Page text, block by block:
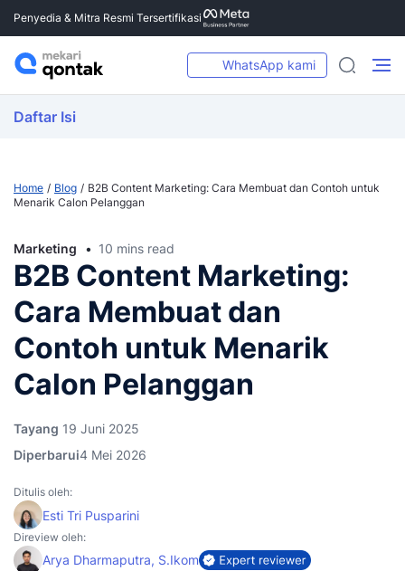
Penyedia & Mitra Resmi Tersertifikasi
WhatsApp kami
Daftar Isi
Home Blog
B2B Content Marketing: Cara Membuat dan Contoh untuk
Menarik Calon Pelanggan
Marketing 10 mins read
B2B Content Marketing:
Cara Membuat dan
Contoh untuk Menarik
Calon Pelanggan
Tayang 19 Juni 2025
Diperbarui4 Mei 2026
Ditulis oleh:
Esti Tri Pusparini
Direview oleh:
Arya Dharmaputra, S.Ikom